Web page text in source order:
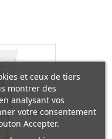
et ceux de tiers
montrer des
analysant vos
votre consentement
Accepter.